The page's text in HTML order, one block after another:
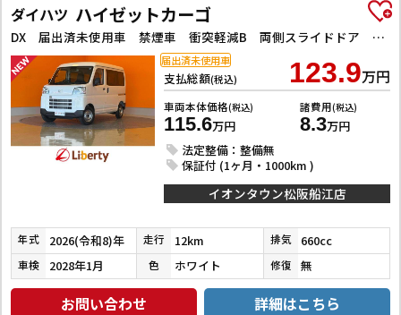
ダイハツ ハイゼットカーゴ
DX 届出済未使用車 禁煙車 衝突軽減B 両側スライドドア アイドリングストップ 障害物センサー ヘッドライトレベライザー
支払総額(税込) 123.9万円
車両本体価格(税込)
115.6万円
諸費用(税込)
8.3万円
法定整備：整備無
保証付 (1ヶ月・1000km )
届出済未使用車
イオンタウン松阪船江店
年式 2026(令和8)年 走行 12km 排気 660cc
車検 2028年1月 色 ホワイト 修復 無
お問い合わせ 詳細はこちら